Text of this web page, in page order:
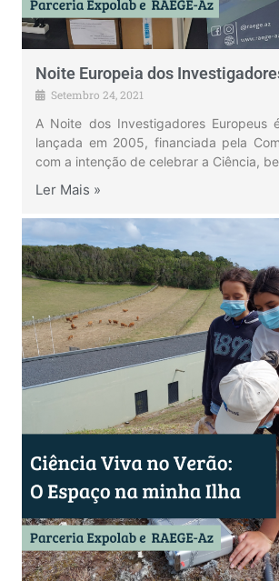
Noite Europeia dos
Setembro 24, 2021
A Noite dos Investigadores Europeus
lançada em 2005, financiada pela
com a intenção de celebrar a Ciência,
Ler Mais »